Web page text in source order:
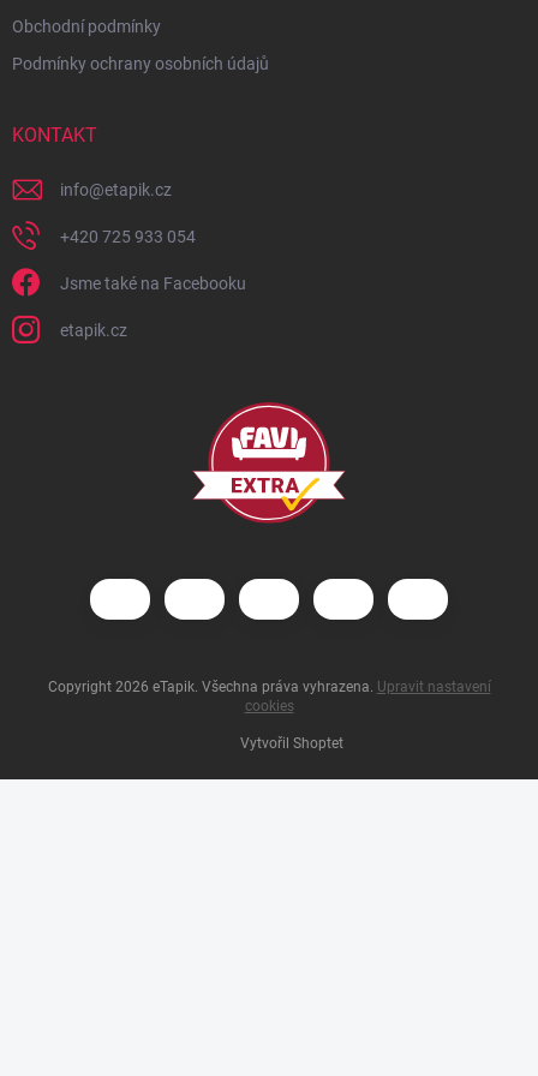
Obchodní podmínky
Podmínky ochrany osobních údajů
KONTAKT
info@etapik.cz
+420 725 933 054
Jsme také na Facebooku
etapik.cz
Vytvořil Shoptet
Copyright 2026 eTapik. Všechna práva vyhrazena. Upravit nastavení
cookies